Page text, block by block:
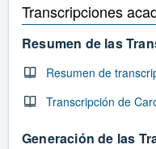
Transcripciones
Resumen de las
Resumen de
Transcripción de
Generación de las